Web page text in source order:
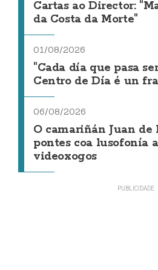
Cartas ao Director:
da Costa da Morte"
01/08/2026
"Cada día que pasa
Centro de Día é un
06/08/2026
O camariñán Juan
pontes coa lusofonía
videoxogos